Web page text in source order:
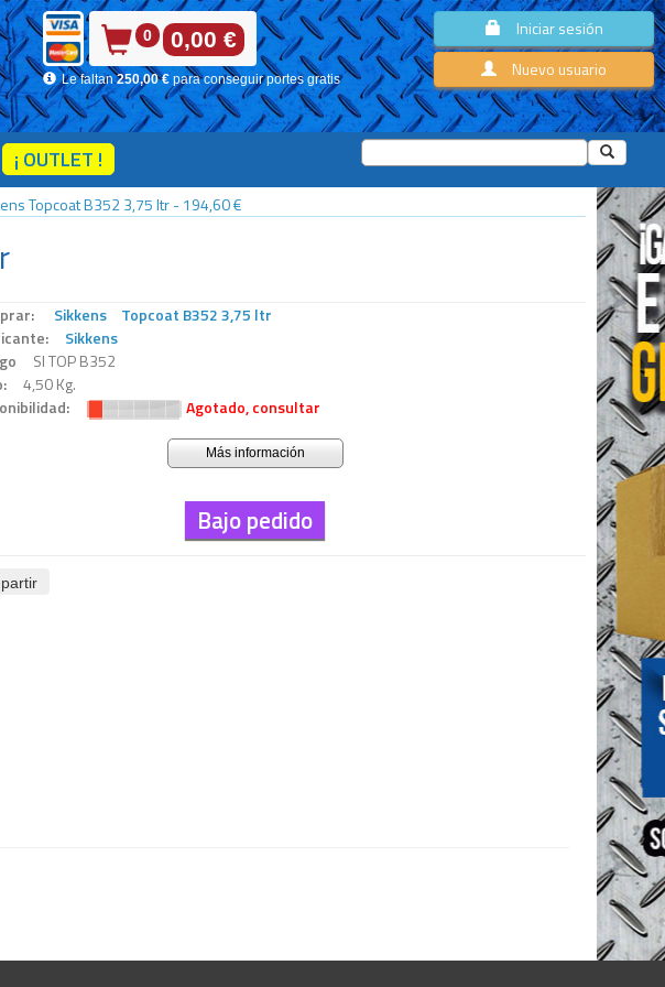
Iniciar sesión
Nuevo usuario
0 0,00 €
Le faltan250,00 € para conseguir portes gratis
¡ OUTLET !
Topcoat B352 3,75 ltr-194,60 €
Sikkens
Topcoat B352 3,75 ltr
Sikkens
SI TOP B352
4,50 Kg.
Agotado, consultar
Más información
Bajo pedido